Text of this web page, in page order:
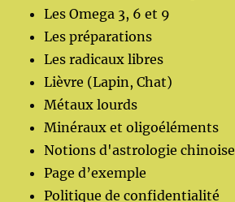
Les Omega 3, 6 et 9
Les préparations
Les radicaux libres
Lièvre (Lapin, Chat)
Métaux lourds
Minéraux et oligoéléments
Notions d'astrologie chinoise
Page d’exemple
Politique de confidentialité